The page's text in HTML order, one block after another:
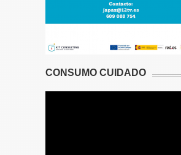
CONSUMO CUIDADO